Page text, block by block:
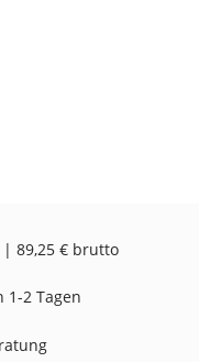
89,25 € brutto
1-2 Tagen